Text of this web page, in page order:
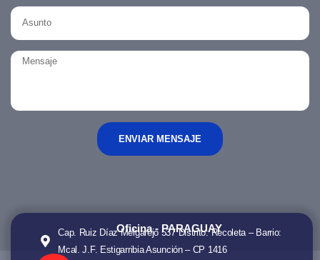
ENVIAR MENSAJE
Oficina - PARAGUAY
Cap. Ruiz Díaz Melgarejo 537 Distrito: Recoleta – Barrio:
Mcal. J.F. Estigarribia Asunción – CP 1416